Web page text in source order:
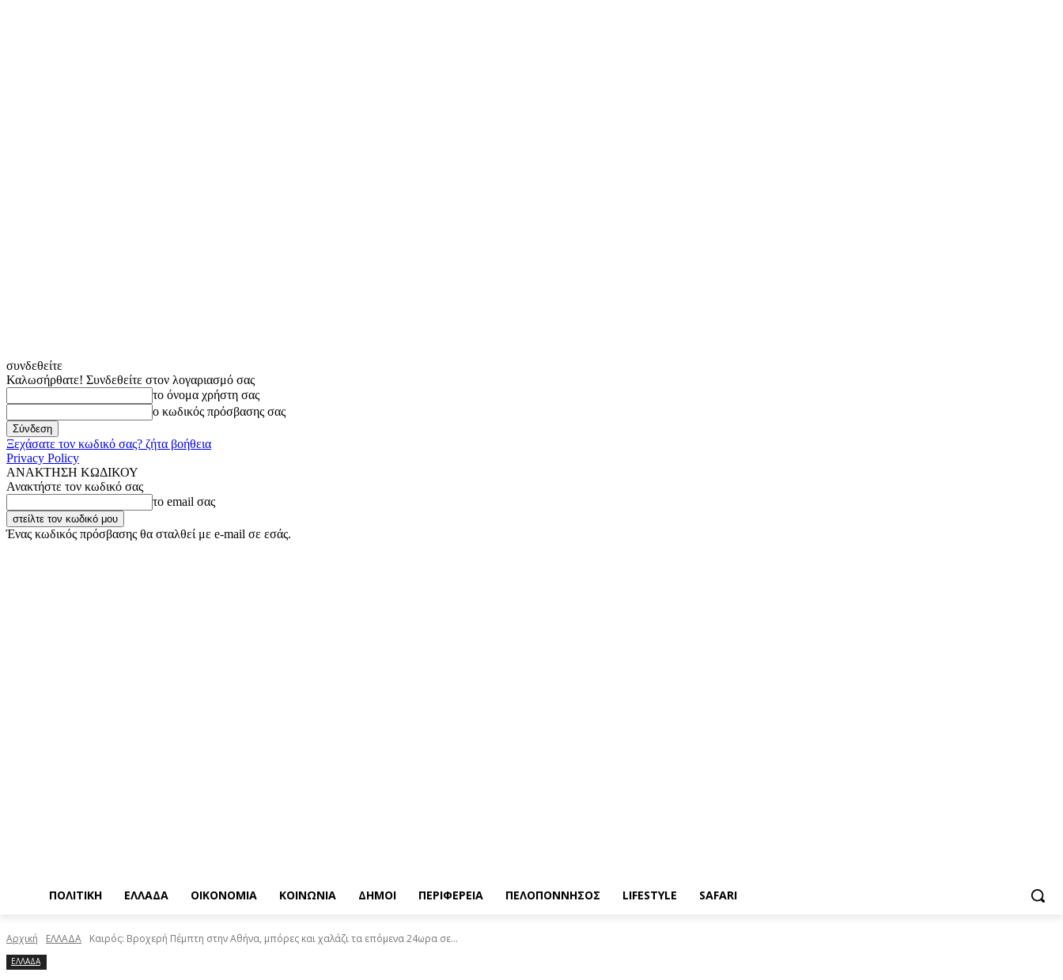
συνδεθείτε
Καλωσήρθατε! Συνδεθείτε στον λογαριασμό σας
το όνομα χρήστη σας
ο κωδικός πρόσβασης σας
Ξεχάσατε τον κωδικό σας? ζήτα βοήθεια
Privacy Policy
ΑΝΑΚΤΗΣΗ ΚΩΔΙΚΟΥ
Ανακτήστε τον κωδικό σας
το email σας
Ένας κωδικός πρόσβασης θα σταλθεί με e-mail σε εσάς.
ΠΟΛΙΤΙΚΗ ΕΛΛΑΔΑ ΟΙΚΟΝΟΜΙΑ ΚΟΙΝΩΝΙΑ ΔΗΜΟΙ ΠΕΡΙΦΕΡΕΙΑ ΠΕΛΟΠΟΝΝΗΣΟΣ LIFESTYLE SAFARI
Αρχική ΕΛΛΑΔΑ Καιρός: Βροχερή Πέμπτη στην Αθήνα, μπόρες και χαλάζι τα επόμενα 24ωρα σε...
ΕΛΛΑΔΑ